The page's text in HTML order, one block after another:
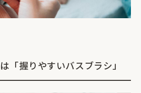
「握りやすいバスブラシ」